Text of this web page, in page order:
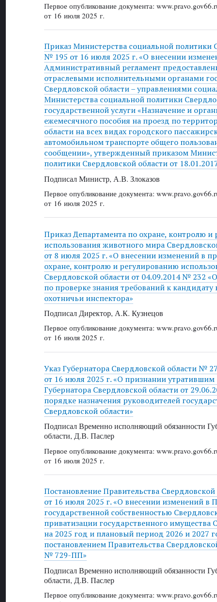
Первое опубликование документа:
от 16 июля 2025 г.
Приказ Министерства социальной политики
№ 195 от 16 июля 2025 г. «О внесении
Административный регламент
отраслевыми исполнительными органами
Свердловской области – управлениями
Министерства социальной политики
государственной услуги «Назначение и
ежемесячного пособия на проезд по
области на всех видах городского
автомобильном транспорте общего
сообщении», утвержденный приказом
политики Свердловской области от
Подписал Министр, А.В. Злоказов
Первое опубликование документа:
от 16 июля 2025 г.
Приказ Департамента по охране, контролю и
использования животного мира
от 8 июля 2025 г. «О внесении изменений в
охране, контролю и регулированию
Свердловской области от 04.09.2014 № 232
по проверке знания требований к
охотничьи инспектора»
Подписал Директор, А.К. Кузнецов
Первое опубликование документа:
от 16 июля 2025 г.
Указ Губернатора Свердловской области №
от 16 июля 2025 г. «О признании утратившим
Губернатора Свердловской области от
порядке назначения руководителей
Свердловской области»
Подписал Временно исполняющий обязанности
области, Д.В. Паслер
Первое опубликование документа:
от 16 июля 2025 г.
Постановление Правительства
от 16 июля 2025 г. «О внесении изменений в
государственной собственностью
приватизации государственного имущества
на 2025 год и плановый период 2026 и 2027
постановлением Правительства
№ 729-ПП»
Подписал Временно исполняющий обязанности
области, Д.В. Паслер
Первое опубликование документа: